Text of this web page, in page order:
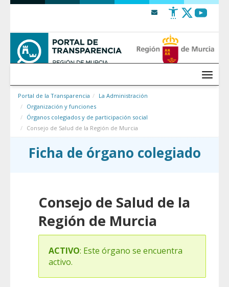
Saltar al contenido
Menú
Portal de la Transparencia
La Administración
Organización y funciones
Órganos colegiados y de participación social
Consejo de Salud de la Región de Murcia
Ficha de órgano colegiado
Consejo de Salud de la
Región de Murcia
ACTIVO: Este órgano se encuentra
activo.